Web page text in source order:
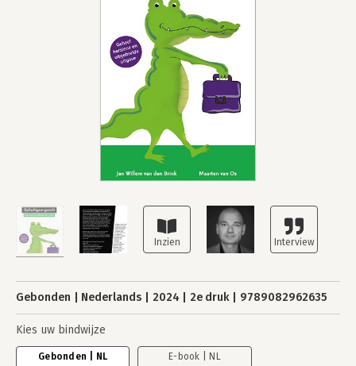
Gebonden Nederlands 2024 2e druk 9789082962635
Kies uw bindwijze
Gebonden | NL E-book | NL